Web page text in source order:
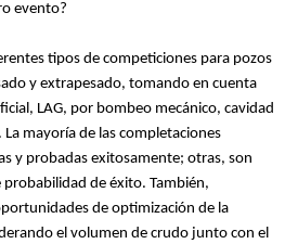
evento?
tipos de competiciones para pozos
y extrapesado, tomando en cuenta
LAG, por bombeo mecánico, cavidad
. La mayoría de las completaciones
y probadas exitosamente; otras, son
de éxito. También,
de optimización de la
el volumen de crudo junto con el